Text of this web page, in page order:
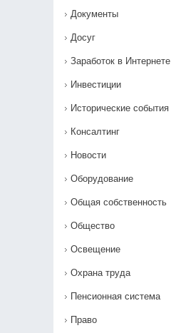
Документы
Досуг
Заработок в Интернете
Инвестиции
Исторические события
Консалтинг
Новости
Оборудование
Общая собственность
Общество
Освещение
Охрана труда
Пенсионная система
Право